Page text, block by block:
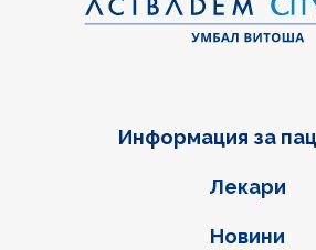
Фуутер навигация
Лекари
Новини
Информация за